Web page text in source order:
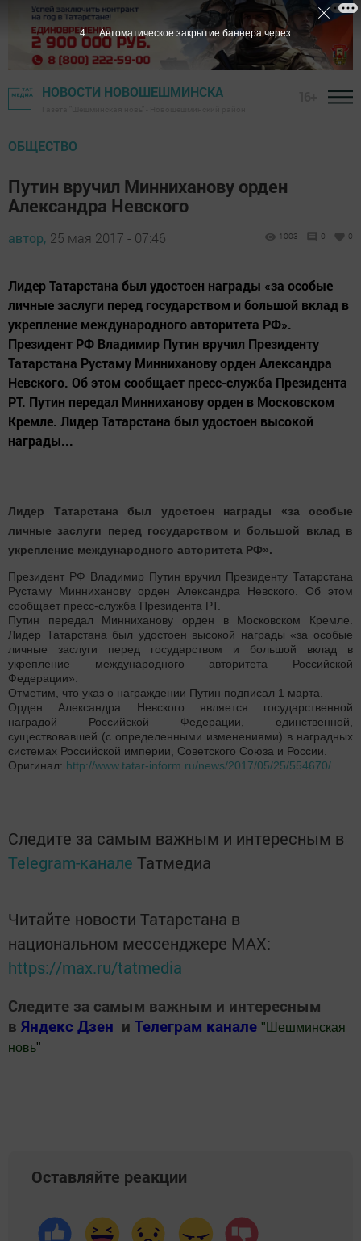
НОВОСТИ НОВОШЕШМИНСКА
ОБЩЕСТВО
Путин вручил Минниханову орден
Александра Невского
автор, 25 мая 2017 - 07:46 1003 0 0
Лидер Татарстана был удостоен награды «за особые
личные заслуги перед государством и большой вклад в
укрепление международного авторитета РФ».
Президент РФ Владимир Путин вручил Президенту
Татарстана Рустаму Минниханову орден Александра
Невского. Об этом сообщает пресс-служба Президента
РТ. Путин передал Минниханову орден в Московском
Кремле. Лидер Татарстана был удостоен высокой
награды...
Лидер Татарстана был удостоен награды «за особые
личные заслуги перед государством и большой вклад в
укрепление международного авторитета РФ».
Президент РФ Владимир Путин вручил Президенту Татарстана
Рустаму Минниханову орден Александра Невского. Об этом
сообщает пресс-служба Президента РТ.
Путин передал Минниханову орден в Московском Кремле.
Лидер Татарстана был удостоен высокой награды «за особые
личные заслуги перед государством и большой вклад в
укрепление международного авторитета Российской
Федерации».
Отметим, что указ о награждении Путин подписал 1 марта.
Орден Александра Невского является государственной
наградой Российской Федерации, единственной,
существовавшей (с определенными изменениями) в наградных
системах Российской империи, Советского Союза и России.
Оригинал: http://www.tatar-inform.ru/news/2017/05/25/554670/
Следите за самым важным и интересным в
Telegram-канале Татмедиа
Читайте новости Татарстана в
национальном мессенджере MАХ:
https://max.ru/tatmedia
Следите за самым важным и интересным
в Яндекс Дзен и Телеграм канале " Шешминская
новь"
Оставляйте реакции
3 Автоматическое закрытие баннера через